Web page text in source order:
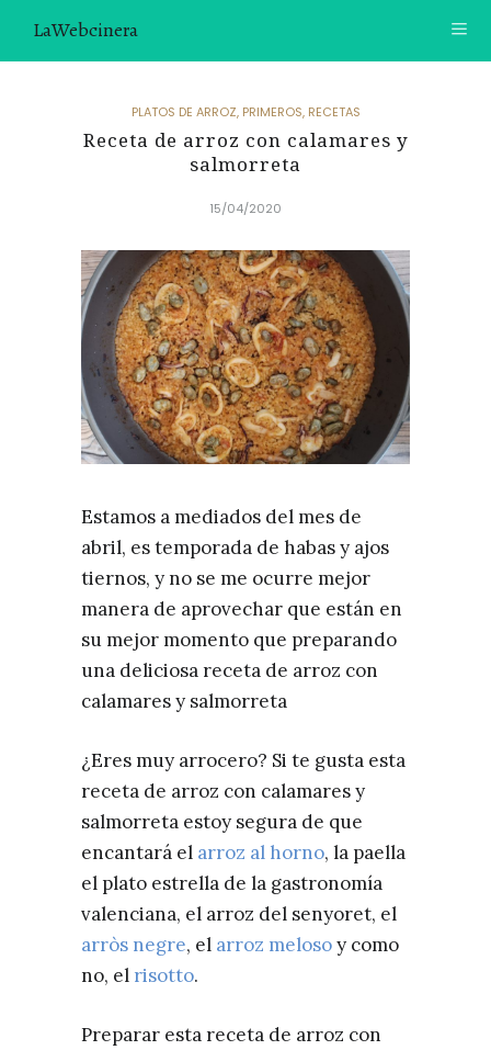
LaWebcinera
VIDEORECETAS
SOBRE MÍ
¿TE GUSTARÍA UNIRTE A NUESTRA AVENTURA GASTRON
ÓMICA?
ÚNETE A LA NEWSLETTER
RECOMENDACIONES
PLATOS DE ARROZ, PRIMEROS, RECETAS
Receta de arroz con calamares y
salmorreta
15/04/2020
Estamos a mediados del mes de
abril, es temporada de habas y ajos
tiernos, y no se me ocurre mejor
manera de aprovechar que están en
su mejor momento que preparando
una deliciosa receta de arroz con
calamares y salmorreta
¿Eres muy arrocero? Si te gusta esta
receta de arroz con calamares y
salmorreta estoy segura de que
encantará el arroz al horno, la paella
el plato estrella de la gastronomía
valenciana, el arroz del senyoret, el
arròs negre, el arroz melosoy como
no, el risotto.
Preparar esta receta de arroz con